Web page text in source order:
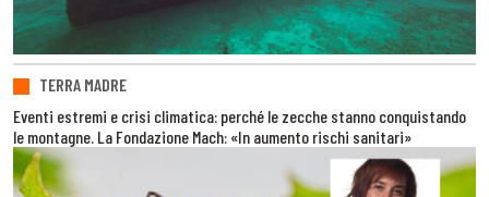
TERRA MADRE
Eventi estremi e crisi climatica: perché le zecche stanno conquistando
le montagne. La Fondazione Mach: «In aumento rischi sanitari»